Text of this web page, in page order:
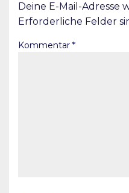
Deine E-Mail-Adresse
Erforderliche Felder
Kommentar *